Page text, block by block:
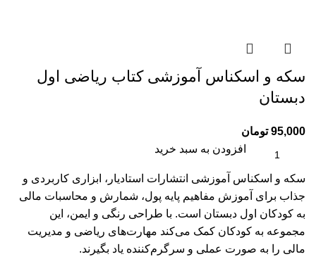
سکه و اسکناس آموزشی کتاب ریاضی اول
دبستان
95,000 تومان
افزودن به سبد خرید
سکه و اسکناس آموزشی انتشارات استادیار، ابزاری کاربردی و
جذاب برای آموزش مفاهیم پایه پول، شمارش و محاسبات مالی
به کودکان اول دبستان است. با طراحی رنگی و ایمن، این
مجموعه به کودکان کمک می‌کند مهارت‌های ریاضی و مدیریت
مالی را به صورت عملی و سرگرم‌کننده یاد بگیرند.